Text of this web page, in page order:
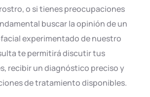
o si tienes preocupaciones
buscar la opinión de un
experimentado de nuestro
te permitirá discutir tus
recibir un diagnóstico preciso y
de tratamiento disponibles.